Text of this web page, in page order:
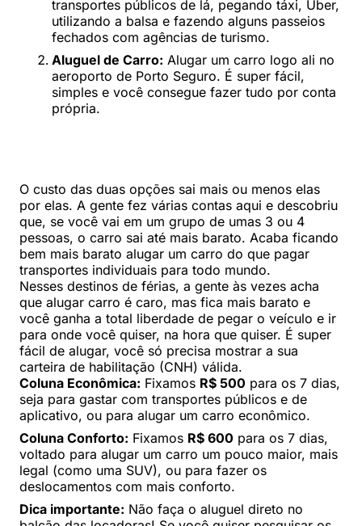
transportes públicos de lá, pegando táxi, Uber,
utilizando a balsa e fazendo alguns passeios
fechados com agências de turismo.
Aluguel de Carro: Alugar um carro logo ali no
aeroporto de Porto Seguro. É super fácil,
simples e você consegue fazer tudo por conta
própria.
O custo das duas opções sai mais ou menos elas
por elas. A gente fez várias contas aqui e descobriu
que, se você vai em um grupo de umas 3 ou 4
pessoas, o carro sai até mais barato. Acaba ficando
bem mais barato alugar um carro do que pagar
transportes individuais para todo mundo.
Nesses destinos de férias, a gente às vezes acha
que alugar carro é caro, mas fica mais barato e
você ganha a total liberdade de pegar o veículo e ir
para onde você quiser, na hora que quiser. É super
fácil de alugar, você só precisa mostrar a sua
carteira de habilitação (CNH) válida.
Coluna Econômica: Fixamos R$ 500 para os 7 dias,
seja para gastar com transportes públicos e de
aplicativo, ou para alugar um carro econômico.
Coluna Conforto: Fixamos R$ 600 para os 7 dias,
voltado para alugar um carro um pouco maior, mais
legal (como uma SUV), ou para fazer os
deslocamentos com mais conforto.
Dica importante: Não faça o aluguel direto no